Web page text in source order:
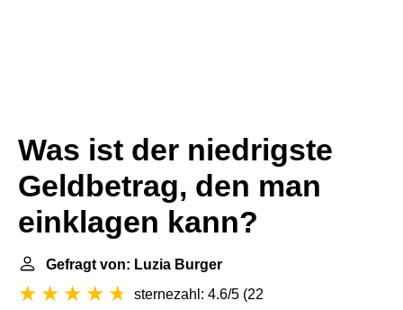
Was ist der niedrigste
Geldbetrag, den man
einklagen kann?
Gefragt von: Luzia Burger
sternezahl: 4.6/5 (22